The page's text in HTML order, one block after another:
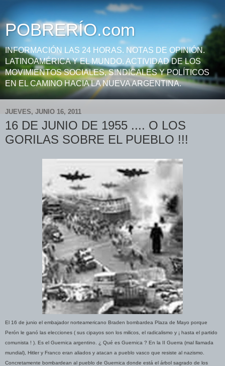
POBRERÍO.com
INFORMACIÓN LAS 24 HORAS. NOTAS DE OPINIÓN.
LATINOAMÉRICA Y EL MUNDO. ACTIVIDAD DE LOS
MOVIMIENTOS SOCIALES, SINDICALES Y POLÍTICOS
EN EL CAMINO HACIA LA NUEVA ARGENTINA.
JUEVES, JUNIO 16, 2011
16 DE JUNIO DE 1955 .... O LOS
GORILAS SOBRE EL PUEBLO !!!
El 16 de junio el embajador norteamericano Braden bombardea Plaza de Mayo porque
Perón le ganó las elecciones ( sus cipayos son los milicos, el radicalismo y ¡ hasta el partido
comunista ! ). Es el Guernica argentino. ¿ Qué es Guernica ? En la II Guerra (mal llamada
mundial), Hitler y Franco eran aliados y atacan a pueblo vasco que resiste al nazismo.
Concretamente bombardean al pueblo de Guernica donde está el árbol sagrado de los